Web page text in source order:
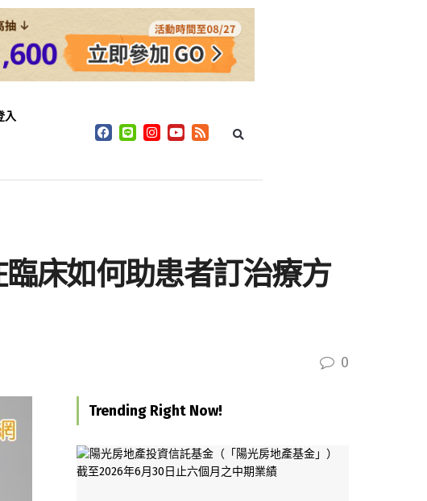
入
床如何助患者訂治療方
0
Trending Right Now!